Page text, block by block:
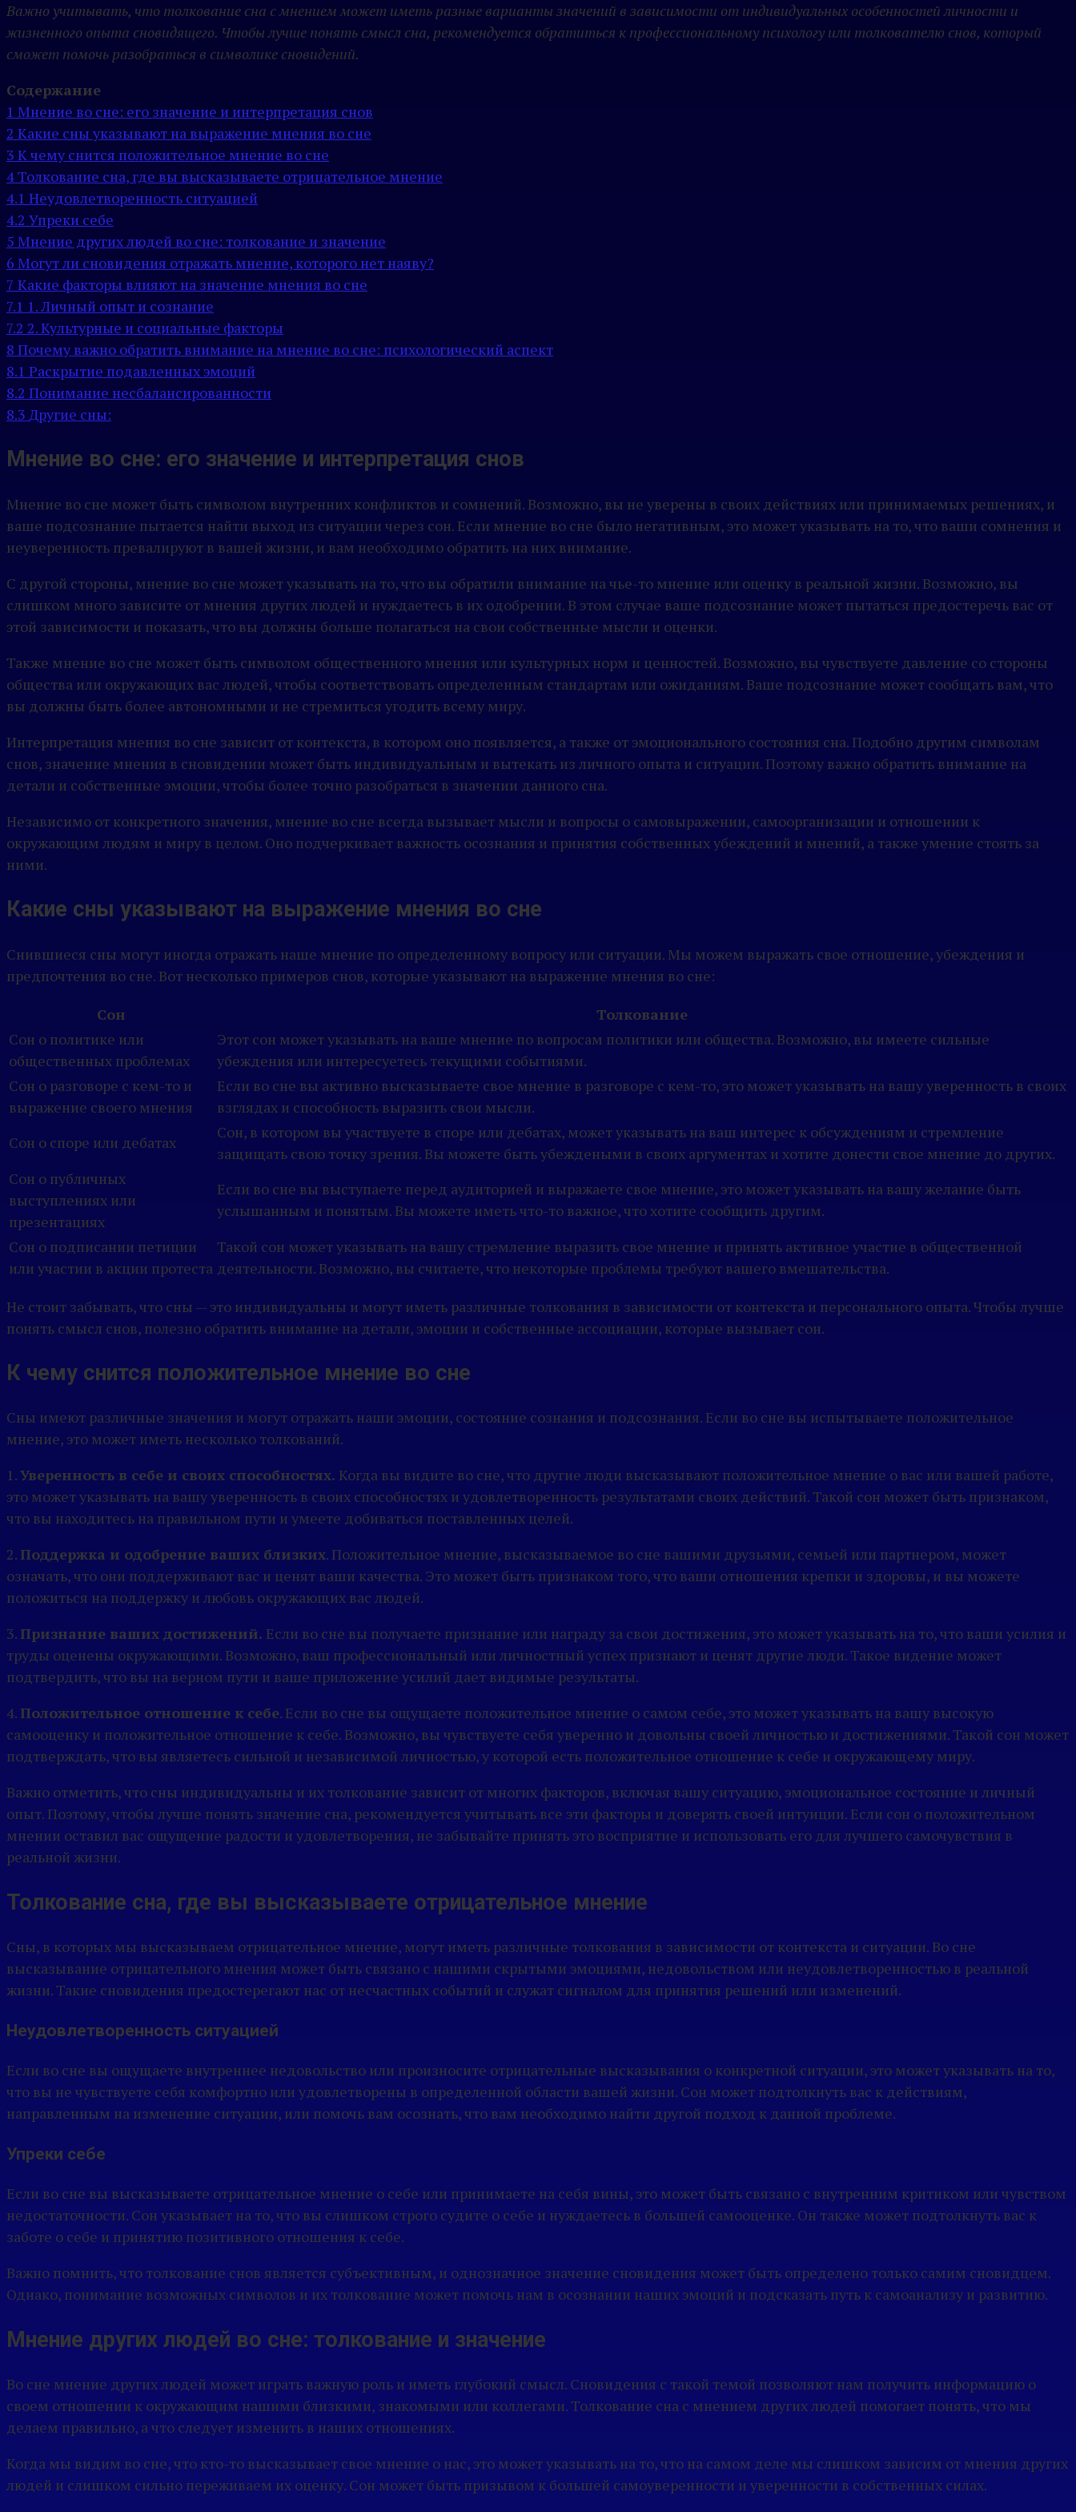
Важно учитывать, что толкование сна с мнением может иметь разные варианты значений в зависимости от индивидуальных особенностей личности и
жизненного опыта сновидящего. Чтобы лучше понять смысл сна, рекомендуется обратиться к профессиональному психологу или толкователю снов, который
сможет помочь разобраться в символике сновидений.
Содержание
1 Мнение во сне: его значение и интерпретация снов
2 Какие сны указывают на выражение мнения во сне
3 К чему снится положительное мнение во сне
4Толкование сна, где вы высказываете отрицательное мнение
4.1 Неудовлетворенность ситуацией
4.2 Упреки себе
5 Мнение других людей во сне: толкование и значение
6 Могут ли сновидения отражать мнение, которого нет наяву?
7 Какие факторы влияют на значение мнения во сне
7.1 1. Личный опыт и сознание
7.2 2. Культурные и социальные факторы
8 Почему важно обратить внимание на мнение во сне: психологический аспект
8.1 Раскрытие подавленных эмоций
8.2 Понимание несбалансированности
8.3 Другие сны:
Мнение во сне: его значение и интерпретация снов
Мнение во сне может быть символом внутренних конфликтов и сомнений. Возможно, вы не уверены в своих действиях или принимаемых решениях, и
ваше подсознание пытается найти выход из ситуации через сон. Если мнение во сне было негативным, это может указывать на то, что ваши сомнения и
неуверенность превалируют в вашей жизни, и вам необходимо обратить на них внимание.
С другой стороны, мнение во сне может указывать на то, что вы обратили внимание на чье-то мнение или оценку в реальной жизни. Возможно, вы
слишком много зависите от мнения других людей и нуждаетесь в их одобрении. В этом случае ваше подсознание может пытаться предостеречь вас от
этой зависимости и показать, что вы должны больше полагаться на свои собственные мысли и оценки.
Также мнение во сне может быть символом общественного мнения или культурных норм и ценностей. Возможно, вы чувствуете давление со стороны
общества или окружающих вас людей, чтобы соответствовать определенным стандартам или ожиданиям. Ваше подсознание может сообщать вам, что
вы должны быть более автономными и не стремиться угодить всему миру.
Интерпретация мнения во сне зависит от контекста, в котором оно появляется, а также от эмоционального состояния сна. Подобно другим символам
снов, значение мнения в сновидении может быть индивидуальным и вытекать из личного опыта и ситуации. Поэтому важно обратить внимание на
детали и собственные эмоции, чтобы более точно разобраться в значении данного сна.
Независимо от конкретного значения, мнение во сне всегда вызывает мысли и вопросы о самовыражении, самоорганизации и отношении к
окружающим людям и миру в целом. Оно подчеркивает важность осознания и принятия собственных убеждений и мнений, а также умение стоять за
ними.
Какие сны указывают на выражение мнения во сне
Снившиеся сны могут иногда отражать наше мнение по определенному вопросу или ситуации. Мы можем выражать свое отношение, убеждения и
предпочтения во сне. Вот несколько примеров снов, которые указывают на выражение мнения во сне:
Сон
Толкование
Сон о политике или
общественных проблемах
Этот сон может указывать на ваше мнение по вопросам политики или общества. Возможно, вы имеете сильные
убеждения или интересуетесь текущими событиями.
Сон о разговоре с кем-то и
выражение своего мнения
Если во сне вы активно высказываете свое мнение в разговоре с кем-то, это может указывать на вашу уверенность в своих
взглядах и способность выразить свои мысли.
Сон о споре или дебатах
Сон, в котором вы участвуете в споре или дебатах, может указывать на ваш интерес к обсуждениям и стремление
защищать свою точку зрения. Вы можете быть убеждеными в своих аргументах и хотите донести свое мнение до других.
Сон о публичных
выступлениях или
презентациях
Если во сне вы выступаете перед аудиторией и выражаете свое мнение, это может указывать на вашу желание быть
услышанным и понятым. Вы можете иметь что-то важное, что хотите сообщить другим.
Сон о подписании петиции
или участии в акции протеста
Такой сон может указывать на вашу стремление выразить свое мнение и принять активное участие в общественной
деятельности. Возможно, вы считаете, что некоторые проблемы требуют вашего вмешательства.
Не стоит забывать, что сны — это индивидуальны и могут иметь различные толкования в зависимости от контекста и персонального опыта. Чтобы лучше
понять смысл снов, полезно обратить внимание на детали, эмоции и собственные ассоциации, которые вызывает сон.
К чему снится положительное мнение во сне
Сны имеют различные значения и могут отражать наши эмоции, состояние сознания и подсознания. Если во сне вы испытываете положительное
мнение, это может иметь несколько толкований.
1.Уверенность в себе и своих способностях. Когда вы видите во сне, что другие люди высказывают положительное мнение о вас или вашей работе,
это может указывать на вашу уверенность в своих способностях и удовлетворенность результатами своих действий. Такой сон может быть признаком,
что вы находитесь на правильном пути и умеете добиваться поставленных целей.
2. Поддержка и одобрение ваших близких. Положительное мнение, высказываемое во сне вашими друзьями, семьей или партнером, может
означать, что они поддерживают вас и ценят ваши качества. Это может быть признаком того, что ваши отношения крепки и здоровы, и вы можете
положиться на поддержку и любовь окружающих вас людей.
3. Признание ваших достижений. Если во сне вы получаете признание или награду за свои достижения, это может указывать на то, что ваши усилия и
труды оценены окружающими. Возможно, ваш профессиональный или личностный успех признают и ценят другие люди. Такое видение может
подтвердить, что вы на верном пути и ваше приложение усилий дает видимые результаты.
4. Положительное отношение к себе. Если во сне вы ощущаете положительное мнение о самом себе, это может указывать на вашу высокую
самооценку и положительное отношение к себе. Возможно, вы чувствуете себя уверенно и довольны своей личностью и достижениями. Такой сон может
подтверждать, что вы являетесь сильной и независимой личностью, у которой есть положительное отношение к себе и окружающему миру.
Важно отметить, что сны индивидуальны и их толкование зависит от многих факторов, включая вашу ситуацию, эмоциональное состояние и личный
опыт. Поэтому, чтобы лучше понять значение сна, рекомендуется учитывать все эти факторы и доверять своей интуиции. Если сон о положительном
мнении оставил вас ощущение радости и удовлетворения, не забывайте принять это восприятие и использовать его для лучшего самочувствия в
реальной жизни.
Толкование сна, где вы высказываете отрицательное мнение
Сны, в которых мы высказываем отрицательное мнение, могут иметь различные толкования в зависимости от контекста и ситуации. Во сне
высказывание отрицательного мнения может быть связано с нашими скрытыми эмоциями, недовольством или неудовлетворенностью в реальной
жизни. Такие сновидения предостерегают нас от несчастных событий и служат сигналом для принятия решений или изменений.
Неудовлетворенность ситуацией
Если во сне вы ощущаете внутреннее недовольство или произносите отрицательные высказывания о конкретной ситуации, это может указывать на то,
что вы не чувствуете себя комфортно или удовлетворены в определенной области вашей жизни. Сон может подтолкнуть вас к действиям,
направленным на изменение ситуации, или помочь вам осознать, что вам необходимо найти другой подход к данной проблеме.
Упреки себе
Если во сне вы высказываете отрицательное мнение о себе или принимаете на себя вины, это может быть связано с внутренним критиком или чувством
недостаточности. Сон указывает на то, что вы слишком строго судите о себе и нуждаетесь в большей самооценке. Он также может подтолкнуть вас к
заботе о себе и принятию позитивного отношения к себе.
Важно помнить, что толкование снов является субъективным, и однозначное значение сновидения может быть определено только самим сновидцем.
Однако, понимание возможных символов и их толкование может помочь нам в осознании наших эмоций и подсказать путь к самоанализу и развитию.
Мнение других людей во сне: толкование и значение
Во сне мнение других людей может играть важную роль и иметь глубокий смысл. Сновидения с такой темой позволяют нам получить информацию о
своем отношении к окружающим нашими близкими, знакомыми или коллегами. Толкование сна с мнением других людей помогает понять, что мы
делаем правильно, а что следует изменить в наших отношениях.
Когда мы видим во сне, что кто-то высказывает свое мнение о нас, это может указывать на то, что на самом деле мы слишком зависим от мнения других
людей и слишком сильно переживаем их оценку. Сон может быть призывом к большей самоуверенности и уверенности в собственных силах.